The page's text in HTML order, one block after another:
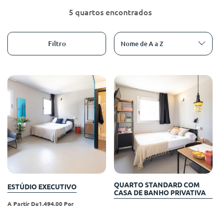
English (GB)
Chinese
Español
Català
Deutsch
Selecione um país
Selecione uma residência
Iniciar sessão
Reservar agora
5 quartos encontrados
Filtro Nome de A a Z
ESTÚDIO EXECUTIVO
A Partir De1,494.00 Por
QUARTO STANDARD COM
CASA DE BANHO PRIVATIVA